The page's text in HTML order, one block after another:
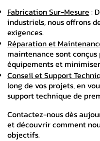
Fabrication Sur-Mesure :
industriels, nous offrons
exigences.
Réparation et
maintenance sont
équipements et
Conseil et Support
long de vos projets, en
support technique de
Contactez-nous dès
et découvrir comment
objectifs.